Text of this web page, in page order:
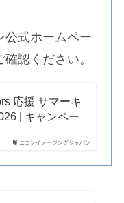
公式ホームペー
認ください。
ニコンイメージングジャパン
応援 サマーキ
| キャンペー